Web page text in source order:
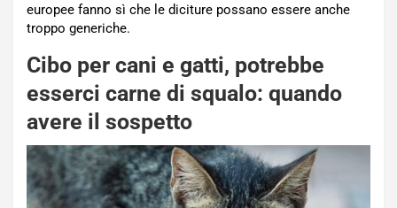
europee fanno sì che le diciture possano essere anche
troppo generiche.
Cibo per cani e gatti, potrebbe
esserci carne di squalo: quando
avere il sospetto